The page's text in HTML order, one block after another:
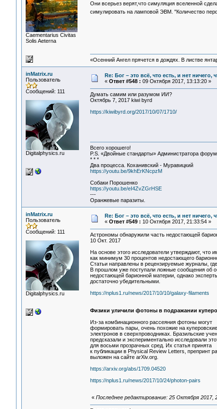
Сaementarius Civitas
Solis Aeterna
Они всерьез верят,что симуляция вселенной
симулировать на ламповой ЭВМ. "Количество
«Осенний Ангел прячется в дождях. В листве
inMatrix.ru
Пользователь
Сообщений: 111
Digitalphysics.ru
Re: Бог – это всё, что есть, и нет
« Ответ #548 : 09 Октября 2017, 13:13:20 »
Думать самим или разумом ИИ?
Октябрь 7, 2017 kiwi byrd
https://kiwibyrd.org/2017/10/07/1710/
Всего хорошего!
P.S. «Двойные стандарты» Администратора
* * *
Два процесса. Коханивский - Муравицкий
https://youtu.be/9khErKNcpzM
Собаки Порошенко
https://youtu.be/eI4ZvZGrHSE
---
Оранжевые паразиты.
inMatrix.ru
Пользователь
Сообщений: 111
Digitalphysics.ru
Re: Бог – это всё, что есть, и нет
« Ответ #549 : 10 Октября 2017, 21:33:54 »
Астрономы обнаружили часть недостающей
10 Окт. 2017
На основе этого исследователи утверждают, что
как минимум 30 процентов недостающего
Статьи направлены в рецензируемые журналы,
В прошлом уже поступали ложные сообщения об
недостающей барионной материи, однако
достаточно убедительными.
https://nplus1.ru/news/2017/10/10/galaxy-filaments
Физики уличили фотоны в подражании
Из-за комбинационного рассеяния фотоны могут
формировать пары, очень похожие на
электронов в сверхпроводниках. Бразильские
предсказали и экспериментально исследовали
для восьми прозрачных сред. Их статья принята
к публикации в Physical Review Letters, препринт
выложен на сайте arXiv.org.
https://arxiv.org/abs/1709.04520
https://nplus1.ru/news/2017/10/24/photon-pairs
« Последнее редактирование: 25 Октября 2017,